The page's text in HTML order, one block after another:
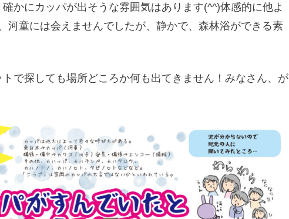
かにカッパが出そうな雰囲気はあります(^^)体感的に他よ
河童には会えませんでしたが、静かで、森林浴ができる素
で探しても場所どころか何も出てきません！みなさん、が